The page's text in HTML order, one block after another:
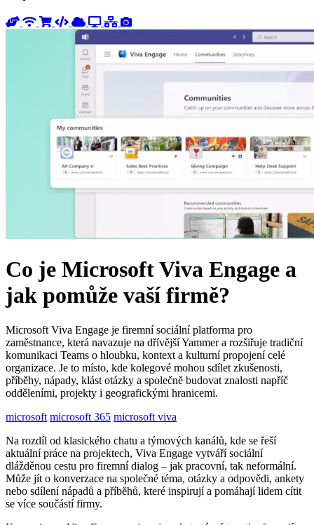
Co je Microsoft Viva Engage a
jak pomůže vaší firmě?
Microsoft Viva Engage je firemní sociální platforma pro
zaměstnance, která navazuje na dřívější Yammer a rozšiřuje tradiční
komunikaci Teams o hloubku, kontext a kulturní propojení celé
organizace. Je to místo, kde kolegové mohou sdílet zkušenosti,
příběhy, nápady, klást otázky a společně budovat znalosti napříč
odděleními, projekty i geografickými hranicemi.
microsoft microsoft 365 microsoft viva
Na rozdíl od klasického chatu a týmových kanálů, kde se řeší
aktuální práce na projektech, Viva Engage vytváří sociální
dlážděnou cestu pro firemní dialog – jak pracovní, tak neformální.
Může jít o konverzace na společné téma, otázky a odpovědi, ankety
nebo sdílení nápadů a příběhů, které inspirují a pomáhají lidem cítit
se více součástí firmy.